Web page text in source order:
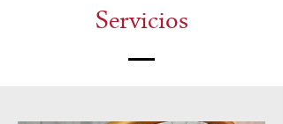
Servicios